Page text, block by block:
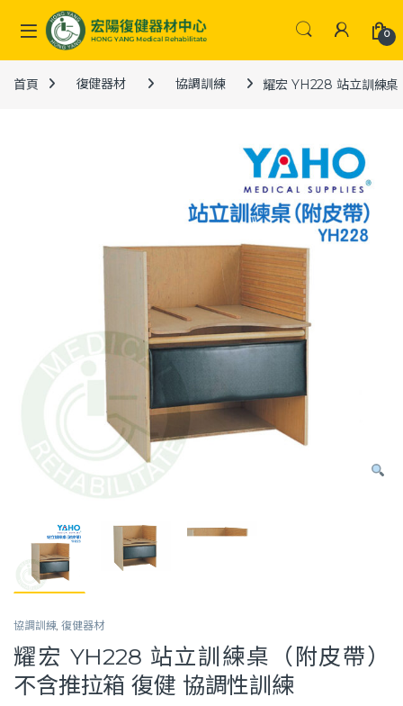
Skip to navigation
Skip to content
0
首頁 復健器材 協調訓練 耀宏 YH228 站立訓練桌
協調訓練,復健器材
耀宏 YH228 站立訓練桌（附皮帶）
不含推拉箱 復健 協調性訓練